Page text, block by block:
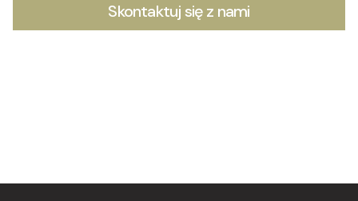
Skontaktuj się z nami